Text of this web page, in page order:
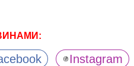
Instagram